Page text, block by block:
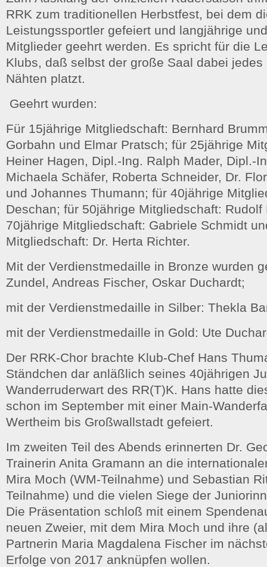
RRK zum traditionellen Herbstfest, bei dem
Leistungssportler gefeiert und langjährige
Mitglieder geehrt werden. Es spricht für die
Klubs, daß selbst der große Saal dabei
Nähten platzt.
Geehrt wurden:
Für 15jährige Mitgliedschaft: Bernhard
Gorbahn und Elmar Pratsch; für 25jährige
Heiner Hagen, Dipl.-Ing. Ralph Mader, Dipl.-
Michaela Schäfer, Roberta Schneider, Dr.
und Johannes Thumann; für 40jährige
Deschan; für 50jährige Mitgliedschaft: Rudolf
70jährige Mitgliedschaft: Gabriele Schmidt
Mitgliedschaft: Dr. Herta Richter.
Mit der Verdienstmedaille in Bronze wurden
Zundel, Andreas Fischer, Oskar Duchardt;
mit der Verdienstmedaille in Silber: Thekla
mit der Verdienstmedaille in Gold: Ute
Der RRK-Chor brachte Klub-Chef Hans
Ständchen dar anläßlich seines 40jährigen
Wanderruderwart des RR(T)K. Hans hatte
schon im September mit einer Main-
Wertheim bis Großwallstadt gefeiert.
Im zweiten Teil des Abends erinnerten Dr.
Trainerin Anita Gramann an die
Mira Moch (WM-Teilnahme) und Sebastian
Teilnahme) und die vielen Siege der
Die Präsentation schloß mit einem
neuen Zweier, mit dem Mira Moch und ihre
Partnerin Maria Magdalena Fischer im
Erfolge von 2017 anknüpfen wollen.